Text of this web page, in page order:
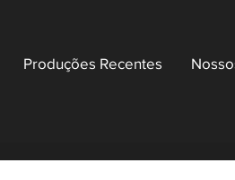
Produções Recentes